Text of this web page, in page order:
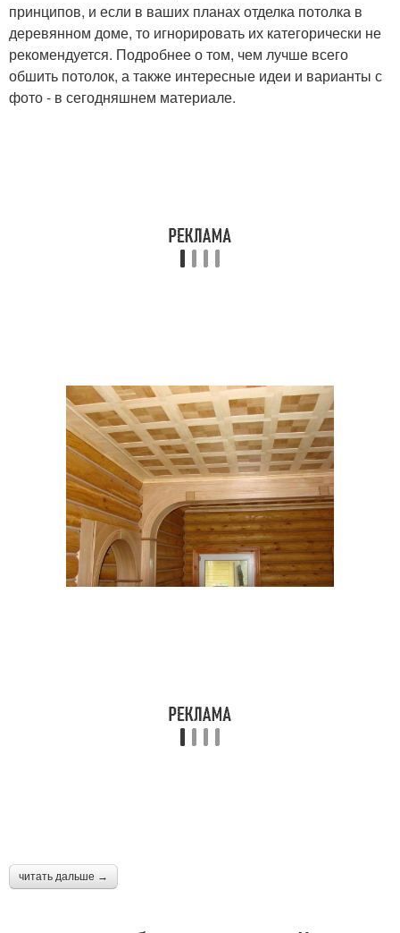
принципов, и если в ваших планах отделка потолка в
деревянном доме, то игнорировать их категорически не
рекомендуется. Подробнее о том, чем лучше всего
обшить потолок, а также интересные идеи и варианты с
фото - в сегодняшнем материале.
читать дальше →